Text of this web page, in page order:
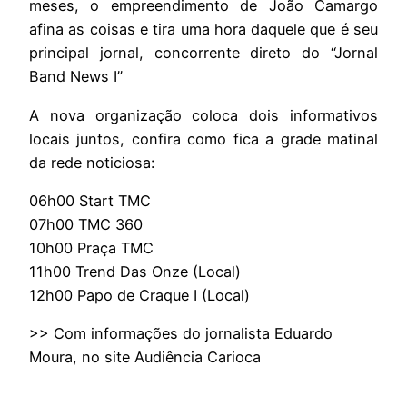
meses, o empreendimento de João Camargo
afina as coisas e tira uma hora daquele que é seu
principal jornal, concorrente direto do “Jornal
Band News I”
A nova organização coloca dois informativos
locais juntos, confira como fica a grade matinal
da rede noticiosa:
06h00 Start TMC
07h00 TMC 360
10h00 Praça TMC
11h00 Trend Das Onze (Local)
12h00 Papo de Craque I (Local)
>> Com informações do jornalista Eduardo
Moura, no site Audiência Carioca